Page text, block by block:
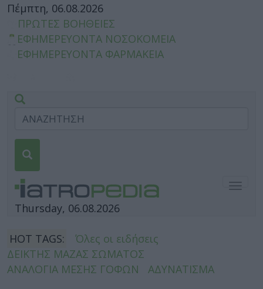
Πέμπτη, 06.08.2026
ΠΡΩΤΕΣ ΒΟΗΘΕΙΕΣ
ΕΦΗΜΕΡΕΥΟΝΤΑ ΝΟΣΟΚΟΜΕΙΑ
ΕΦΗΜΕΡΕΥΟΝΤΑ ΦΑΡΜΑΚΕΙΑ
Thursday, 06.08.2026
HOT TAGS:
Όλες οι ειδήσεις
ΔΕΙΚΤΗΣ ΜΑΖΑΣ ΣΩΜΑΤΟΣ
ΑΝΑΛΟΓΙΑ ΜΕΣΗΣ ΓΟΦΩΝ
ΑΔΥΝΑΤΙΣΜΑ